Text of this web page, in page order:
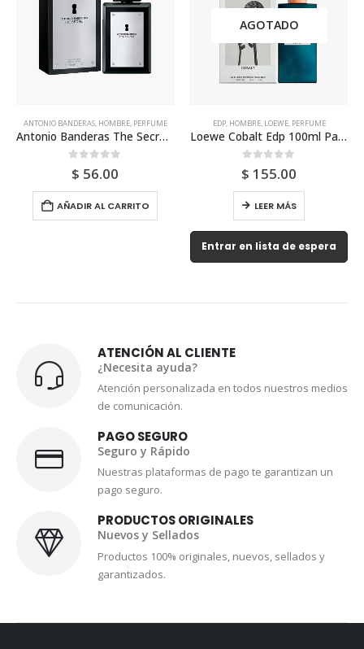
ANTONIO BANDERAS, HOMBRE, PERFUME
Antonio Banderas The Secret Edt 200ml Para Hombre
0out of 5
$ 56.00
AÑADIR AL CARRITO
AGOTADO
EDP, HOMBRE, LOEWE, PERFUME
Loewe Cobalt Edp 100ml Para Hombre
0 out of 5
$ 155.00
LEER MÁS
Entrar en lista de espera
ATENCIÓN AL CLIENTE
¿Necesita ayuda?
Atención personalizada en todos nuestros medios
de comunicación.
PAGO SEGURO
Seguro y Rápido
Nuestras plataformas de pago te garantizan un
pago seguro.
PRODUCTOS ORIGINALES
Nuevos y Sellados
Productos 100% originales, nuevos, sellados y
garantizados.